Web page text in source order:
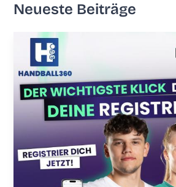
Neu­es­te Beiträge